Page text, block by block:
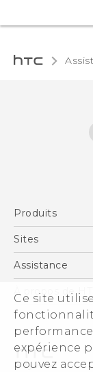
Ce site
expérience
pouvez
English
Produits
Smartphones
Vive
Accessoires
Sites
HTC Vive
HTC Pro
Assistance
eCommerce
À propos de HTC
ESG
Informations
Sécurité du